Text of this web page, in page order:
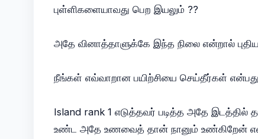
புள்ளிகளையாவது பெற இயலும் ??
அதே வினாத்தாளுக்கே இந்த நிலை என்றால்
நீங்கள் எவ்வாறான பயிற்சியை செய்தீர்கள் என்பது
Island rank 1 எடுத்தவர் படித்த அதே இடத்தில்
உண்ட அதே உணவைத் தான் நானும் உண்கிறேன்